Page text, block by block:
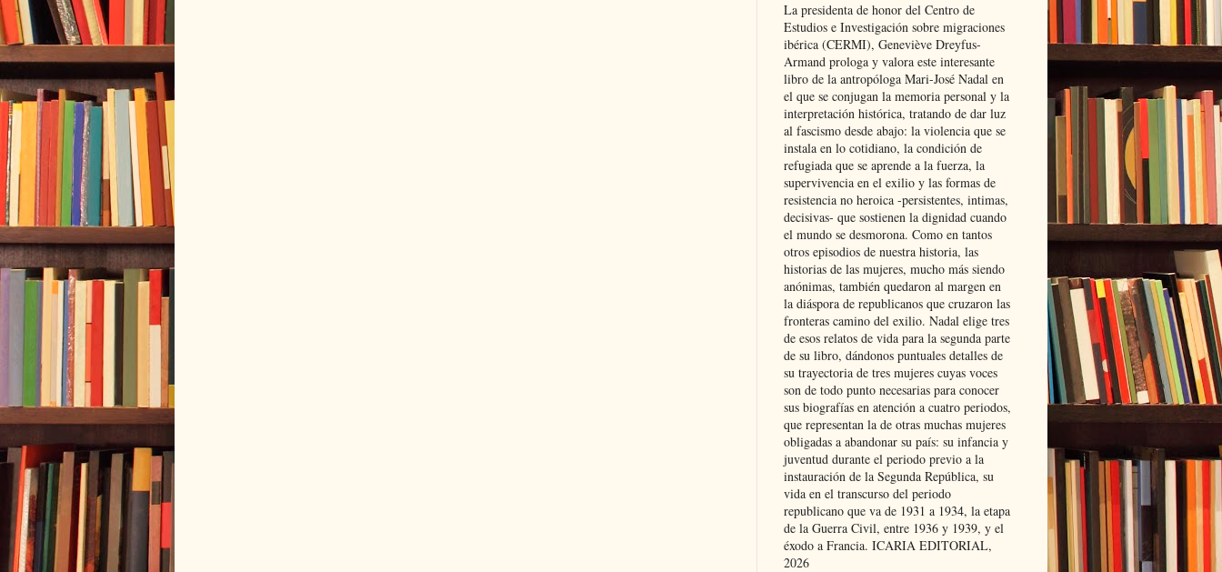
La presidenta de honor del Centro de
Estudios e Investigación sobre migraciones
ibérica (CERMI), Geneviève Dreyfus-
Armand prologa y valora este interesante
libro de la antropóloga Mari-José Nadal en
el que se conjugan la memoria personal y la
interpretación histórica, tratando de dar luz
al fascismo desde abajo: la violencia que se
instala en lo cotidiano, la condición de
refugiada que se aprende a la fuerza, la
supervivencia en el exilio y las formas de
resistencia no heroica -persistentes, intimas,
decisivas- que sostienen la dignidad cuando
el mundo se desmorona. Como en tantos
otros episodios de nuestra historia, las
historias de las mujeres, mucho más siendo
anónimas, también quedaron al margen en
la diáspora de republicanos que cruzaron las
fronteras camino del exilio. Nadal elige tres
de esos relatos de vida para la segunda parte
de su libro, dándonos puntuales detalles de
su trayectoria de tres mujeres cuyas voces
son de todo punto necesarias para conocer
sus biografías en atención a cuatro periodos,
que representan la de otras muchas mujeres
obligadas a abandonar su país: su infancia y
juventud durante el periodo previo a la
instauración de la Segunda República, su
vida en el transcurso del periodo
republicano que va de 1931 a 1934, la etapa
de la Guerra Civil, entre 1936 y 1939, y el
éxodo a Francia. ICARIA EDITORIAL,
2026